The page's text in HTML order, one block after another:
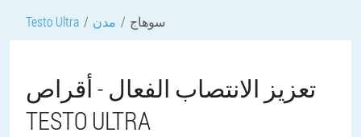
Testo Ultra مدن سوهاج
تعزيز الانتصاب الفعال - أقراص
TESTO ULTRA